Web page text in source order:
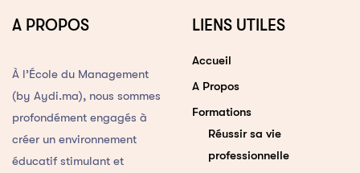
A PROPOS
À l’École du Management
(by Aydi.ma), nous sommes
profondément engagés à
créer un environnement
éducatif stimulant et
LIENS UTILES
Accueil
A Propos
Formations
Réussir sa vie
professionnelle